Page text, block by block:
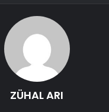
ZÜHAL ARI